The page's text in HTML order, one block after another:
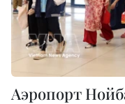
Аэропорт